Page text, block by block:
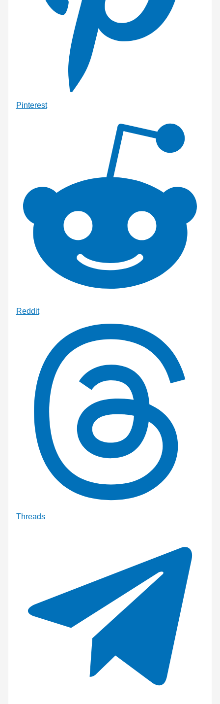
Pinterest
Reddit
Threads